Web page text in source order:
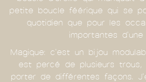
petite boucle féérique qui se
quotidien que pour les
importantes d'une
Magique: c'est un bijou
est percé de plusieurs trous,
porter de différentes façons.